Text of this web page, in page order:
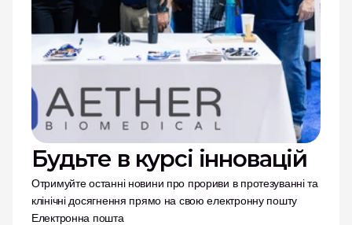
Будьте в курсі інновацій
Отримуйте останні новини про прориви в протезуванні та
клінічні досягнення прямо на свою електронну пошту
Електронна пошта